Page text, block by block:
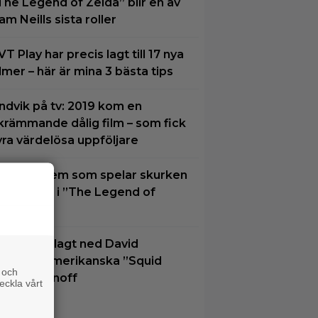
Neills sista roller
Play har precis lagt till 17 nya
– här är mina 3 bästa tips
på tv: 2019 kom en
dålig film – som fick
värdelösa uppföljare
vet vi vem som spelar skurken
i ”The Legend of
har lagt ned David
amerikanska ”Squid
spinoff
vårt